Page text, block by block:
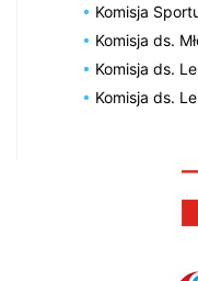
Komisja
Komisja ds.
Komisja ds.
Komisja ds.